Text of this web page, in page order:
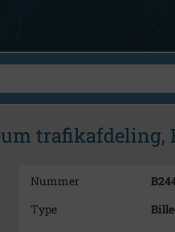
trafikafdeling,
Nummer
Type